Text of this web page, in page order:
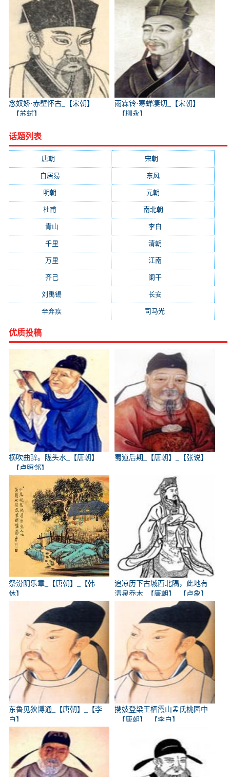
念奴娇·赤壁怀古_【宋朝】
_【苏轼】
雨霖铃·寒蝉凄切_【宋朝】
_【柳永】
话题列表
唐朝 宋朝
白居易 东风
明朝 元朝
杜甫 南北朝
青山 李白
千里 清朝
万里 江南(805)
齐己(781) 阑干(723)
刘禹锡 长安(695)
辛弃疾 司马光
优质投稿
横吹曲辞。陇头水_【唐朝】
_【卢照邻】
蜀道后期_【唐朝】_【张说】
祭汾阴乐章_【唐朝】_【韩
休】
追凉历下古城西北隅，此地有
清泉乔木_【唐朝】_【卢象】
东鲁见狄博通_【唐朝】_【李
白】
携妓登梁王栖霞山孟氏桃园中
_【唐朝】_【李白】